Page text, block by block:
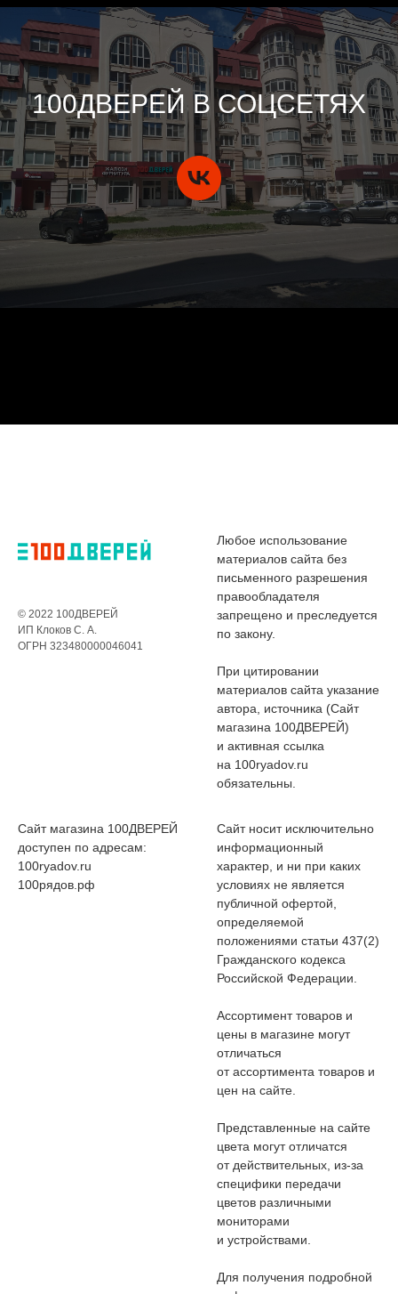
100ДВЕРЕЙ В СОЦСЕТЯХ
© 2022 100ДВЕРЕЙ
ИП Клоков С. А.
ОГРН 323480000046041
Любое использование
материалов сайта без
письменного разрешения
правообладателя
запрещено и преследуется
по закону.
При цитировании
материалов сайта указание
автора, источника (Сайт
магазина 100ДВЕРЕЙ)
и активная ссылка
на 100ryadov.ru
обязательны.
Сайт магазина 100ДВЕРЕЙ
доступен по адресам:
100ryadov.ru
100рядов.рф
Сайт носит исключительно
информационный
характер, и ни при каких
условиях не является
публичной офертой,
определяемой
положениями статьи 437(2)
Гражданского кодекса
Российской Федерации.
Ассортимент товаров и
цены в магазине могут
отличаться
от ассортимента товаров и
цен на сайте.
Представленные на сайте
цвета могут отличатся
от действительных, из-за
специфики передачи
цветов различными
мониторами
и устройствами.
Для получения подробной